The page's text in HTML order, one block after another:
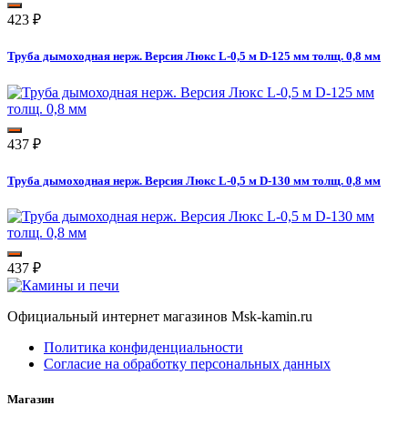
423 ₽
Труба дымоходная нерж. Версия Люкс L-0,5 м D-125 мм толщ. 0,8 мм
437 ₽
Труба дымоходная нерж. Версия Люкс L-0,5 м D-130 мм толщ. 0,8 мм
437 ₽
Официальный интернет магазинов Msk-kamin.ru
Политика конфиденциальности
Согласие на обработку персональных данных
Магазин